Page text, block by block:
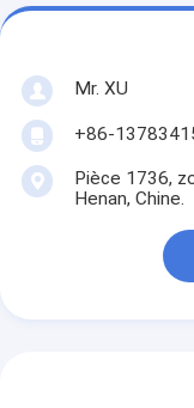
Mr. XU
+86-
Pièce 1736,
Henan, Chine.